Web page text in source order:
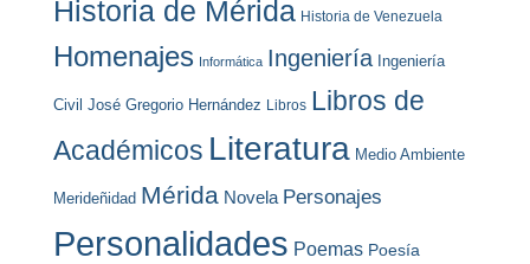
Historia de Mérida Historia de Venezuela
Homenajes Informática Ingeniería Ingeniería
Civil José Gregorio Hernández Libros Libros de
Académicos Literatura Medio Ambiente
Merideñidad Mérida Novela Personajes
Personalidades Poemas Poesía